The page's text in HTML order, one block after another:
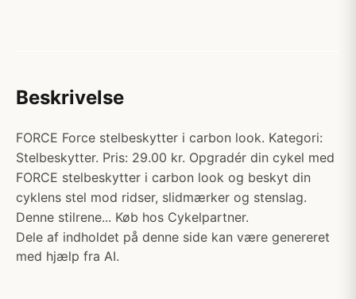
Beskrivelse
FORCE Force stelbeskytter i carbon look. Kategori:
Stelbeskytter. Pris: 29.00 kr. Opgradér din cykel med
FORCE stelbeskytter i carbon look og beskyt din
cyklens stel mod ridser, slidmærker og stenslag.
Denne stilrene... Køb hos Cykelpartner.
Dele af indholdet på denne side kan være genereret
med hjælp fra AI.